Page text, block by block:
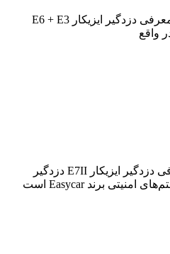
دزدگیر ایزیکار مدل E6 + E3 معرفی دزدگیر ایزیکار E6 + E3
دزدگیر ایزیکار مدل E7II معرفی دزدگیر ایزیکار E7II دزدگیر
ایزیکار مدل E7II یکی از سیستم‌های امنیتی برند Easycar است